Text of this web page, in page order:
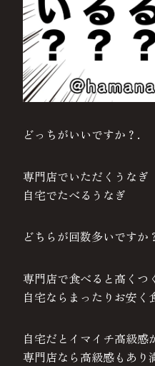
どっちがいいですか？.
専門店でいただくうなぎ
自宅でたべるうなぎ
どちらが回数多いですか
専門店で食べると高くつ
自宅ならまったりお安く
自宅だとイマイチ高級感
専門店なら高級感もあり